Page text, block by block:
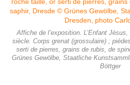
Affiche de l’exposition. L’Enfant
siècle. Corps grenat (grossulaire) ;
serti de pierres, grains de rubis, de
Grünes Gewölbe, Staatliche
Böttger